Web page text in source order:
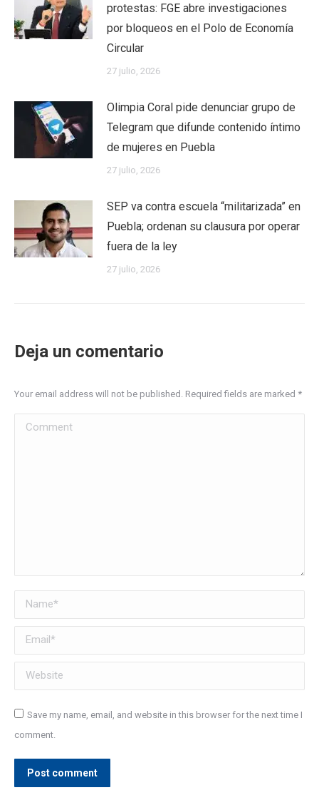
protestas: FGE abre investigaciones
por bloqueos en el Polo de Economía
Circular
27 julio, 2026
Olimpia Coral pide denunciar grupo de
Telegram que difunde contenido íntimo
de mujeres en Puebla
27 julio, 2026
SEP va contra escuela “militarizada” en
Puebla; ordenan su clausura por operar
fuera de la ley
27 julio, 2026
Deja un comentario
Your email address will not be published. Required fields are marked *
Comment
Name *
Email *
Website
Save my name, email, and website in this browser for the next time I
comment.
Post comment